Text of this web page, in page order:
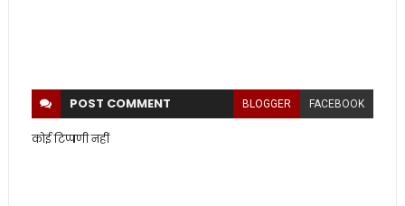
POST COMMENT BLOGGER FACEBOOK
कोई टिप्पणी नहीं